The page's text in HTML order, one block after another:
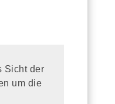
Sicht der
um die